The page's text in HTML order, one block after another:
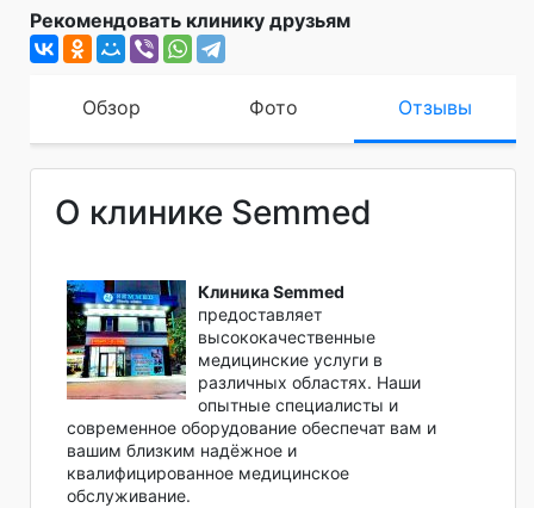
Рекомендовать клинику друзьям
Обзор Фото Отзывы
О клинике Semmed
Клиника Semmed
предоставляет
высококачественные
медицинские услуги в
различных областях. Наши
опытные специалисты и
современное оборудование обеспечат вам и
вашим близким надёжное и
квалифицированное медицинское
обслуживание.